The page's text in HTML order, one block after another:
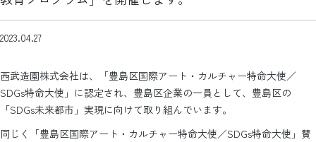
2023.04.27
西武造園株式会社は、「豊島区国際アート・カルチャー特命大使／
SDGs特命大使」に認定され、豊島区企業の一員として、豊島区の
「SDGs未来都市」実現に向けて取り組んでいます。
同じく「豊島区国際アート・カルチャー特命大使／SDGs特命大使」賛